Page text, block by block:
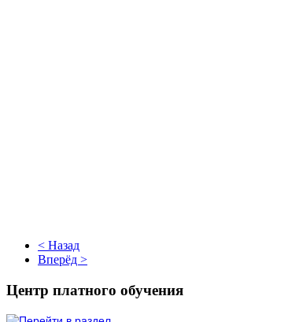
< Назад
Вперёд >
Центр платного обучения